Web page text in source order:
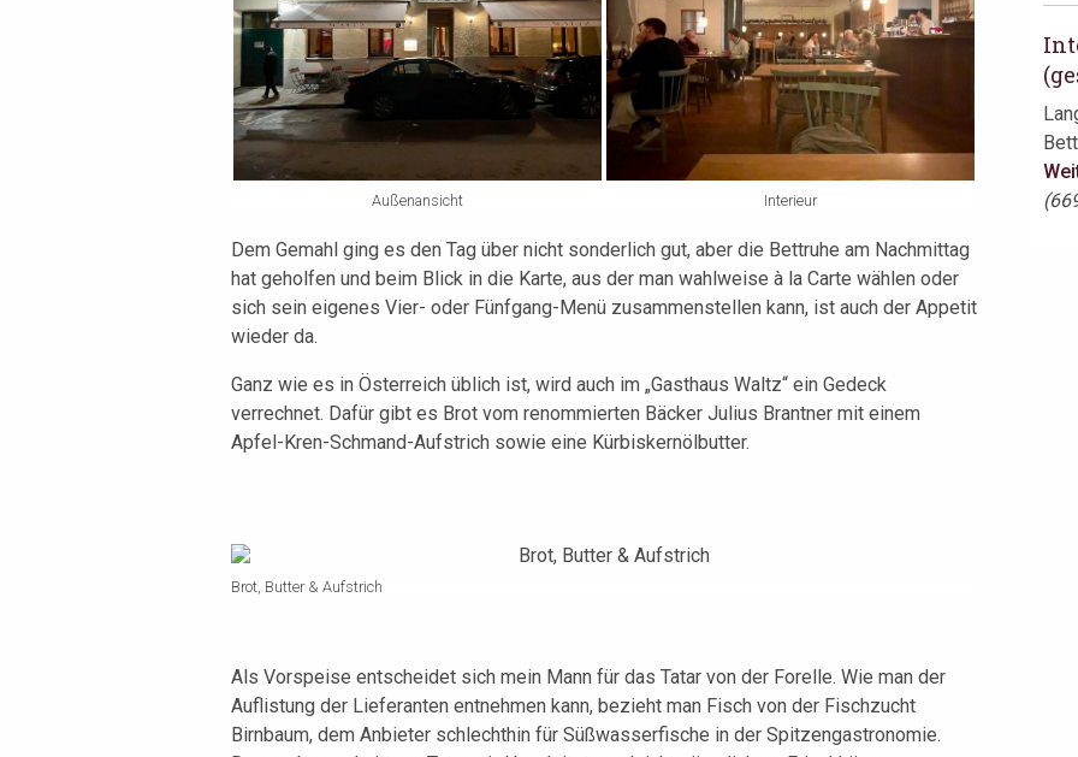
Außenansicht Interieur
Dem Gemahl ging es den Tag über nicht sonderlich gut, aber die Bettruhe am Nachmittag
hat geholfen und beim Blick in die Karte, aus der man wahlweise à la Carte wählen oder
sich sein eigenes Vier- oder Fünfgang-Menü zusammenstellen kann, ist auch der Appetit
wieder da.
Ganz wie es in Österreich üblich ist, wird auch im „Gasthaus Waltz“ ein Gedeck
verrechnet. Dafür gibt es Brot vom renommierten Bäcker Julius Brantner mit einem
Apfel-Kren-Schmand-Aufstrich sowie eine Kürbiskernölbutter.
Brot, Butter & Aufstrich
Als Vorspeise entscheidet sich mein Mann für das Tatar von der Forelle. Wie man der
Auflistung der Lieferanten entnehmen kann, bezieht man Fisch von der Fischzucht
Birnbaum, dem Anbieter schlechthin für Süßwasserfische in der Spitzengastronomie.